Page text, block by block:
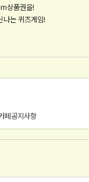
상품권을!
나는 퀴즈게임!
페공지사항